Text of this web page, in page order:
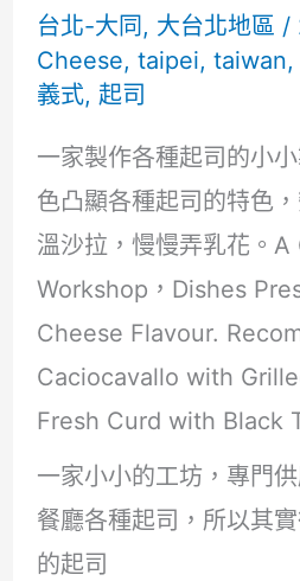
台北-大同 , 大台北地區 /
Cheese, taipei, taiwan,
義式, 起司
一家製作各種起司的小
色凸顯各種起司的特色
溫沙拉，慢慢弄乳花。
Workshop，Dishes
Cheese Flavour.
Caciocavallo with
Fresh Curd with Black
一家小小的工坊，專門
餐廳各種起司，所以其
的起司